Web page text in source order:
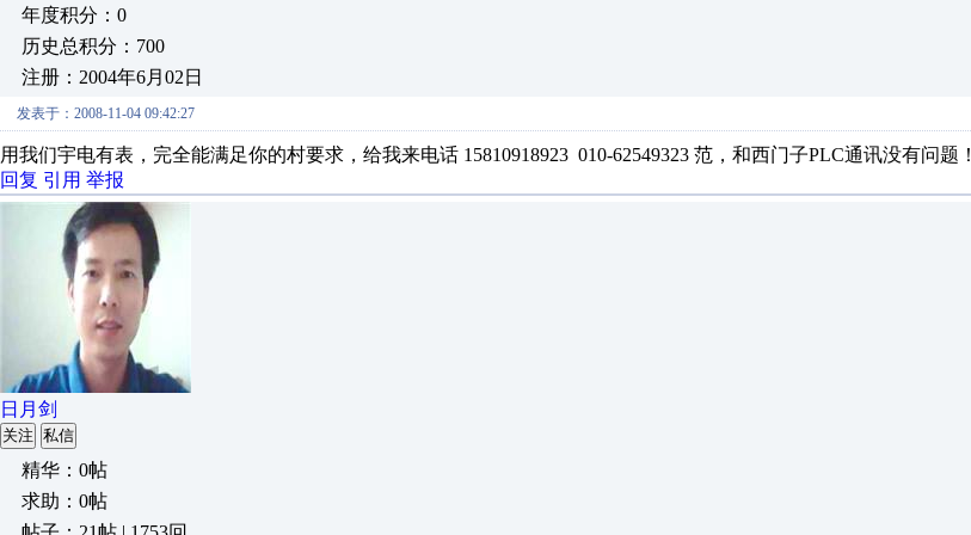
年度积分：0
历史总积分：700
注册：2004年6月02日
发表于：2008-11-04 09:42:27
用我们宇电有表，完全能满足你的村要求，给我来电话 15810918923 010-62549323 范，和西门子PLC通讯没有问题！
回复 引用 举报
日月剑
关注 私信
精华：0帖
求助：0帖